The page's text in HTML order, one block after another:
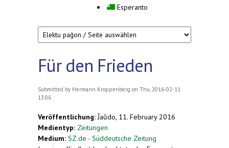
Esperanto
Für den Frieden
Submitted by Hermann Kroppenberg on Thu, 2016-02-11
13:06
Veröffentlichung: Ĵaŭdo, 11. February 2016
Medientyp: Zeitungen
Medium: SZ.de - Süddeutsche Zeitung